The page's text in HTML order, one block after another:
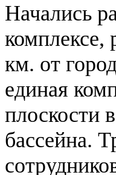
Начались
комплексе,
км. от
единая
плоскости
бассейна.